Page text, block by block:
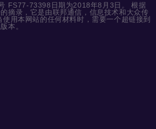
FS77-73398日期为2018年8月3日。 根据
摘录，它是由联邦通信，信息技术和大众传
用本网站的任何材料时，需要一个超链接到
本。